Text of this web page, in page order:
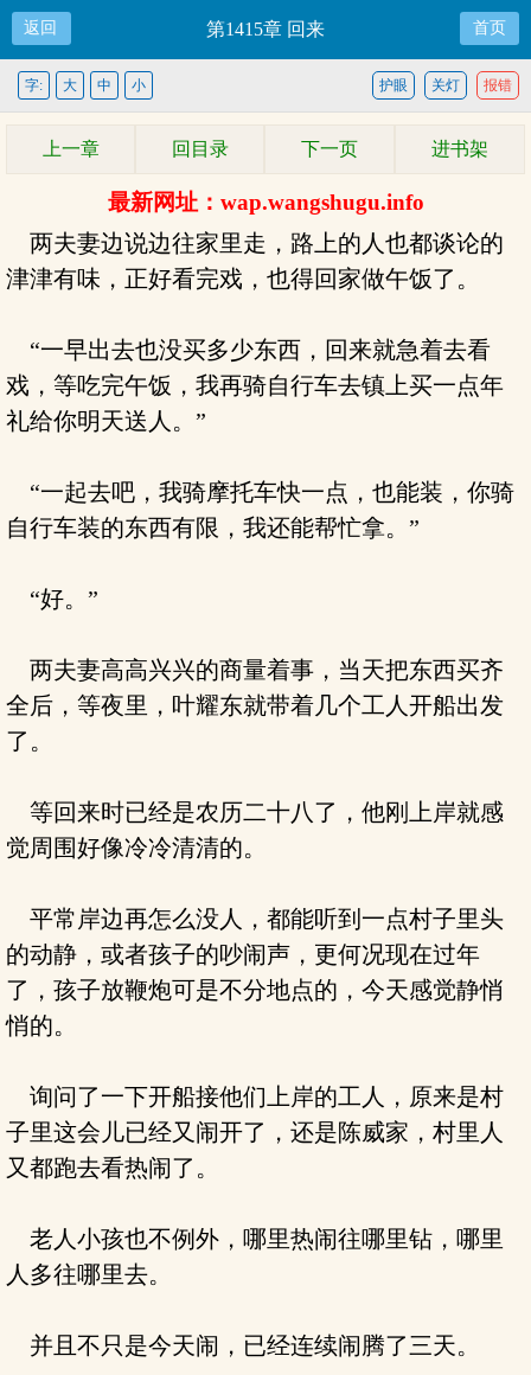
返回 第1415章 回来 首页
报错
关灯
护眼
字: 大 中 小
上一章 回目录 下一页 进书架
最新网址：wap.wangshugu.info
两夫妻边说边往家里走，路上的人也都谈论的
津津有味，正好看完戏，也得回家做午饭了。
“一早出去也没买多少东西，回来就急着去看
戏，等吃完午饭，我再骑自行车去镇上买一点年
礼给你明天送人。”
“一起去吧，我骑摩托车快一点，也能装，你骑
自行车装的东西有限，我还能帮忙拿。”
“好。”
两夫妻高高兴兴的商量着事，当天把东西买齐
全后，等夜里，叶耀东就带着几个工人开船出发
了。
等回来时已经是农历二十八了，他刚上岸就感
觉周围好像冷冷清清的。
平常岸边再怎么没人，都能听到一点村子里头
的动静，或者孩子的吵闹声，更何况现在过年
了，孩子放鞭炮可是不分地点的，今天感觉静悄
悄的。
询问了一下开船接他们上岸的工人，原来是村
子里这会儿已经又闹开了，还是陈威家，村里人
又都跑去看热闹了。
老人小孩也不例外，哪里热闹往哪里钻，哪里
人多往哪里去。
并且不只是今天闹，已经连续闹腾了三天。